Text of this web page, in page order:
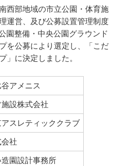
西部地域の市立公園・体育施
運営、及び公募設置管理制度
園整備・中央公園グラウンド
を公募により選定し、「こだ
」に決定しました。
アメニス
設株式会社
スレティッククラブ
社
園設計事務所